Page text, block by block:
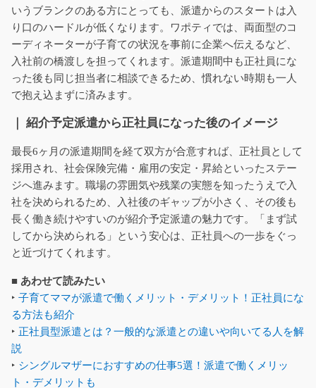
いうブランクのある方にとっても、派遣からのスタートは入
り口のハードルが低くなります。ワポティでは、両面型のコ
ーディネーターが子育ての状況を事前に企業へ伝えるなど、
入社前の橋渡しを担ってくれます。派遣期間中も正社員にな
った後も同じ担当者に相談できるため、慣れない時期も一人
で抱え込まずに済みます。
｜ 紹介予定派遣から正社員になった後のイメージ
最長6ヶ月の派遣期間を経て双方が合意すれば、正社員として
採用され、社会保険完備・雇用の安定・昇給といったステー
ジへ進みます。職場の雰囲気や残業の実態を知ったうえで入
社を決められるため、入社後のギャップが小さく、その後も
長く働き続けやすいのが紹介予定派遣の魅力です。「まず試
してから決められる」という安心は、正社員への一歩をぐっ
と近づけてくれます。
■ あわせて読みたい
‣子育てママが派遣で働くメリット・デメリット！正社員にな
る方法も紹介
‣ 正社員型派遣とは？一般的な派遣との違いや向いてる人を解
説
‣ シングルマザーにおすすめの仕事5選！派遣で働くメリッ
ト・デメリットも